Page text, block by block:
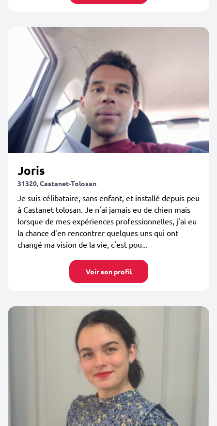
Joris
31320, Castanet-Tolosan
Je suis célibataire, sans enfant, et installé depuis peu
à Castanet tolosan. Je n'ai jamais eu de chien mais
lorsque de mes expériences professionnelles, j'ai eu
la chance d'en rencontrer quelques uns qui ont
changé ma vision de la vie, c'est pou...
Voir son profil